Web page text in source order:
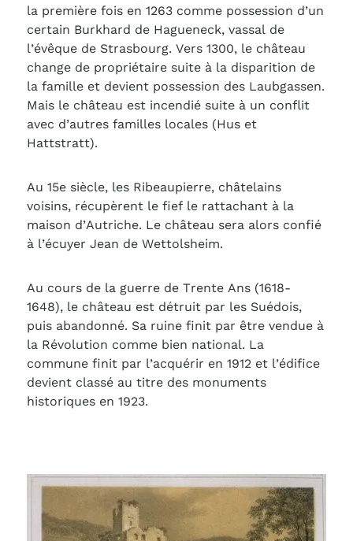
la première fois en 1263 comme possession d’un
certain Burkhard de Hagueneck, vassal de
l’évêque de Strasbourg. Vers 1300, le château
change de propriétaire suite à la disparition de
la famille et devient possession des Laubgassen.
Mais le château est incendié suite à un conflit
avec d’autres familles locales (Hus et
Hattstratt).
Au 15e siècle, les Ribeaupierre, châtelains
voisins, récupèrent le fief le rattachant à la
maison d’Autriche. Le château sera alors confié
à l’écuyer Jean de Wettolsheim.
Au cours de la guerre de Trente Ans (1618-
1648), le château est détruit par les Suédois,
puis abandonné. Sa ruine finit par être vendue à
la Révolution comme bien national. La
commune finit par l’acquérir en 1912 et l’édifice
devient classé au titre des monuments
historiques en 1923.